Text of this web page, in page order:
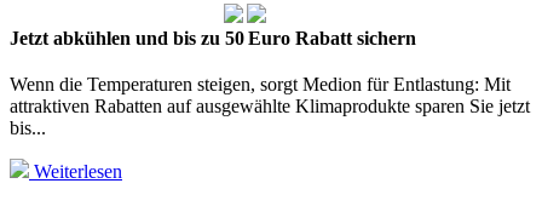
Jetzt abkühlen und bis zu 50 Euro Rabatt sichern
Wenn die Temperaturen steigen, sorgt Medion für Entlastung: Mit
attraktiven Rabatten auf ausgewählte Klimaprodukte sparen Sie jetzt
bis...
Weiterlesen